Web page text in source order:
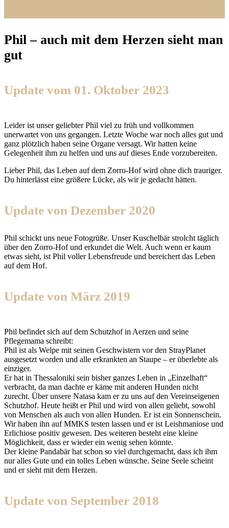
Phil – auch mit dem Herzen sieht man
gut
Update vom 01. Oktober 2023
Leider ist unser geliebter Phil viel zu früh und vollkommen
unerwartet von uns gegangen. Letzte Woche war noch alles gut und
ganz plötzlich haben seine Organe versagt. Wir hatten keine
Gelegenheit ihm zu helfen und uns auf dieses Ende vorzubereiten.
Lieber Phil, das Leben auf dem Zorro-Hof wird ohne dich trauriger.
Du hinterlässt eine größere Lücke, als wir je gedacht hätten.
Update von Dezember 2020
Phil schickt uns neue Fotogrüße. Unser Kuschelbär strolcht täglich
über den Zorro-Hof und erkundet die Welt. Auch wenn er kaum
etwas sieht, ist Phil voller Lebensfreude und bereichert das Leben
auf dem Hof.
Update von März 2019
Phil befindet sich auf dem Schutzhof in Aerzen und seine
Pflegemama schreibt:
Phil ist als Welpe mit seinen Geschwistern vor den StrayPlanet
ausgesetzt worden und alle erkrankten an Staupe – er überlebte als
einziger.
Er hat in Thessaloniki sein bisher ganzes Leben in „Einzelhaft“
verbracht, da man dachte er käme mit anderen Hunden nicht
zurecht. Über unsere Natasa kam er zu uns auf den Vereinseigenen
Schutzhof. Heute heißt er Phil und wird von allen geliebt, sowohl
von Menschen als auch von allen Hunden. Er ist ein Sonnenschein.
Wir haben ihn auf MMKS testen lassen und er ist Leishmaniose und
Erlichiose positiv gewesen. Des weiteren besteht eine kleine
Möglichkeit, dass er wieder ein wenig sehen könnte.
Der kleine Pandabär hat schon so viel durchgemacht, dass ich ihm
nur alles Gute und ein tolles Leben wünsche. Seine Seele scheint
und er sieht mit dem Herzen.
Update von September 2018